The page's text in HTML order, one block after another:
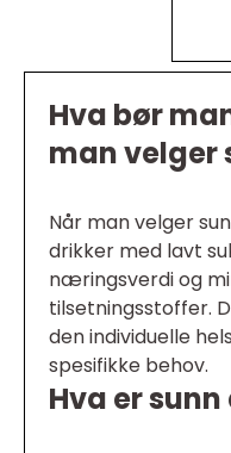
Hva bør
man velger
Når man velger
drikker med lavt
næringsverdi og
tilsetningsstoffer.
den individuelle
spesifikke behov.
Hva er